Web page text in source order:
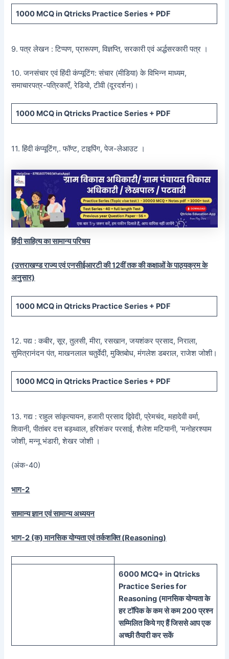
1000 MCQin Qtricks Practice Series + PDF
9. पत्र लेखन : टिप्पण, प्रारूपण, विज्ञप्ति, सरकारी एवं अर्द्धसरकारी पत्र ।
10. जनसंचार एवं हिंदी कंप्यूटिंग: संचार (मीडिया) के विभिन्न माध्यम,
समाचारपत्र-पत्रिकाएँ, रेडियो, टीवी (दूरदर्शन)।
1000 MCQin Qtricks Practice Series + PDF
11. हिंदी कंप्यूटिंग,. फॉण्ट, टाइपिंग, पेज-लेआउट ।
हिंदी साहित्य का सामान्य परिचय
(उत्तराखण्ड राज्य एवं एनसीईआरटी की 12वीं तक की कक्षाओं के पाठ्यक्रम के
अनुसार)
1000 MCQin Qtricks Practice Series + PDF
12. पद्य : कबीर, सूर, तुलसी, मीरा, रसखान, जयशंकर प्रसाद, निराला,
सुमित्रानंदन पंत, माखनलाल चतुर्वेदी, मुक्तिबोध, मंगलेश डबराल, राजेश जोशी।
1000 MCQin Qtricks Practice Series + PDF
13. गद्य : राहुल सांकृत्यायन, हजारी प्रसाद द्विवेदी, प्रेमचंद, महादेवी वर्मा,
शिवानी, पीतांबर दत्त बड़थ्वाल, हरिशंकर परसाई, शैलेश मटियानी, ‘मनोहरश्याम
जोशी, मन्नू भंडारी, शेखर जोशी ।
(अंक-40)
भाग-2
सामान्य ज्ञान एवं सामान्य अध्ययन
भाग-2 (क) मानसिक योग्यता एवं तर्कशक्ति (Reasoning)
6000 MCQ+ inQtricks
Practice Seriesfor
Reasoning (मानसिकयोग्यता के
हर टॉपिक के कम से कम 200 प्रश्न
सम्मिलित किये गए हैं जिससे आप एक
अच्छी तैयारी कर सकें